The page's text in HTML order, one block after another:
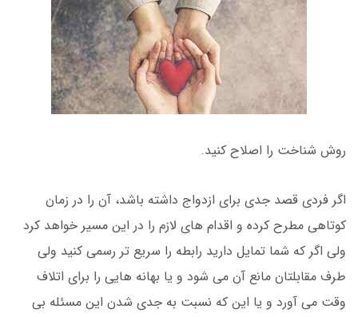
روش شناخت را اصلاح کنید.
اگر فردی قصد جدی برای ازدواج داشته باشد، آن را در زمان
کوتاهی مطرح کرده و اقدام های لازم را در این مسیر خواهد کرد
ولی اگر که شما تمایل دارید رابطه را سریع تر رسمی کنید ولی
طرف مقابلتان مانع آن می شود و یا بهانه هایی را برای اتلاف
وقت می آورد و یا این که نسبت به جدی شدن این مسئله بی